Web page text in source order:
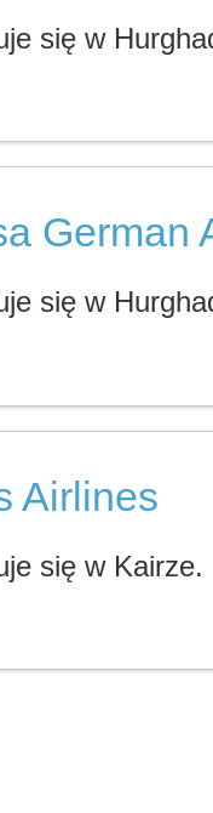
się w
German
się w
Airlines
się w Kairze.